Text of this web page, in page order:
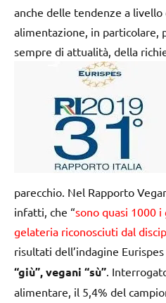
anche delle tendenze a livello
alimentazione, in particolare,
sempre di attualità, della
parecchio. Nel Rapporto
infatti, che “sono quasi 1000
gelateria riconosciuti dal
risultati dell’indagine
“giù”, vegani “sù” .
alimentare, il 5,4% del